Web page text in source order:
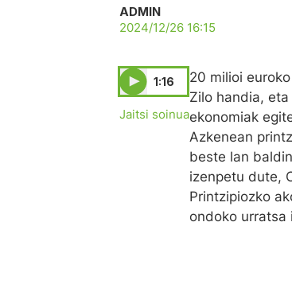
ADMIN
2024/12/26 16:15
1:16
Jaitsi soinua
20 milioi
Zilo handia,
ekonomiak
Azkenean
beste lan
izenpetu dute,
Printzipiozko
ondoko urratsa